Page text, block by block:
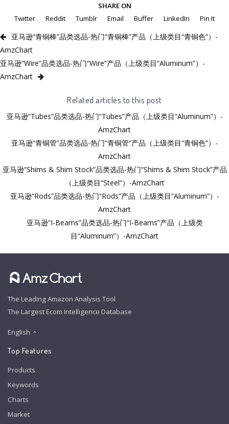
SHARE ON
Twitter
Reddit Tumblr Email Buffer LinkedIn Pin It
亚马逊“青铜棒”品类选品-热门“青铜棒”产品（上级类目“青铜色”）-
AmzChart
亚马逊“Wire”品类选品-热门“Wire”产品（上级类目“Aluminum”）-
AmzChart
Related articles to this post
亚马逊“Tubes”品类选品-热门“Tubes”产品（上级类目“Aluminum”）-
AmzChart
亚马逊“青铜管”品类选品-热门“青铜管”产品（上级类目“青铜色”）-
AmzChart
亚马逊“Shims & Shim Stock”品类选品-热门“Shims & Shim Stock”产品
（上级类目“Steel”）-AmzChart
亚马逊“Rods”品类选品-热门“Rods”产品（上级类目“Aluminum”）-
AmzChart
亚马逊“I-Beams”品类选品-热门“I-Beams”产品（上级类
目“Aluminum”）-AmzChart
The Leading Amazon Analysis Tool
The Largest Ecom Intelligence Database
English
Top Features
Products
Keywords
Charts
Market